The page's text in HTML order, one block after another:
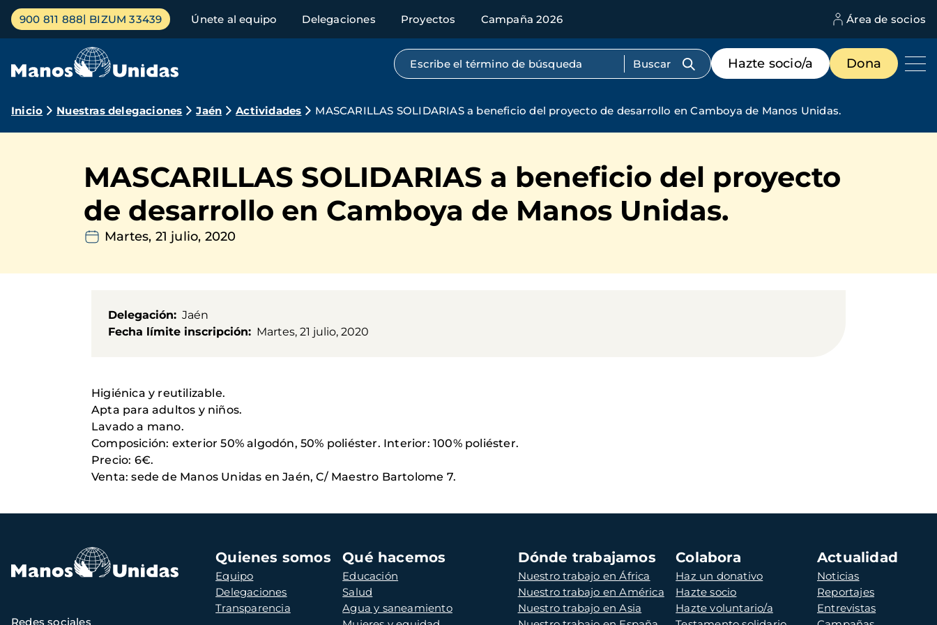
Pasar
contenido
Menú
principal
900 811 888 BIZUM 33439 Únete al equipo Delegaciones Proyectos Campaña 2026 Área de socios
Búsqueda por texto completo
Menú
de
destacados
Hazte socio/a Dona
Ruta
navegación
Inicio Nuestras delegaciones Jaén Actividades MASCARILLAS SOLIDARIAS a beneficio del proyecto de desarrollo en Camboya de Manos Unidas.
MASCARILLAS SOLIDARIAS a beneficio del proyecto
de desarrollo en Camboya de Manos Unidas.
Martes, 21 julio, 2020
Delegación
Jaén
Fecha límite inscripción
Martes, 21 julio, 2020
Higiénica y reutilizable.
Apta para adultos y niños.
Lavado a mano.
Composición: exterior 50% algodón, 50% poliéster. Interior: 100% poliéster.
Precio: 6€.
Venta: sede de Manos Unidas en Jaén, C/ Maestro Bartolome 7.
Navegación
principal
Quienes somos
Equipo
Delegaciones
Transparencia
Qué hacemos
Educación
Salud
Agua y saneamiento
Dónde trabajamos
Nuestro trabajo en África
Nuestro trabajo en América
Nuestro trabajo en Asia
Colabora
Haz un donativo
Hazte socio
Hazte voluntario/a
Actualidad
Noticias
Reportajes
Entrevistas
Redes sociales